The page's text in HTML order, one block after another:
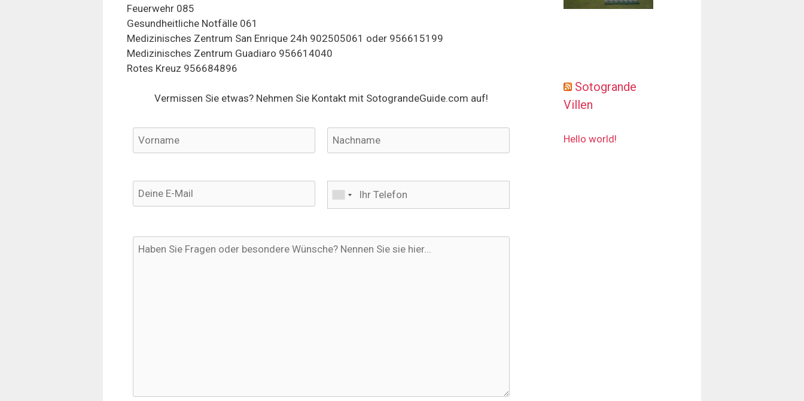
Feuerwehr 085
Gesundheitliche Notfälle 061
Medizinisches Zentrum San Enrique 24h 902505061 oder 956615199
Medizinisches Zentrum Guadiaro 956614040
Rotes Kreuz 956684896
Vermissen Sie etwas? Nehmen Sie Kontakt mit SotograndeGuide.com auf!
Sotogrande
Villen
Hello world!